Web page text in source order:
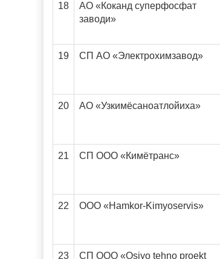
18
АО «Коканд суперфосфат
заводи»
19 СП АО «Электрохимзавод»
20 АО «Узкимёсаноатлойиха»
21 СП ООО «Кимётранс»
22 ООО «Hamkor-Kimyoservis»
23
СП ООО «Osiyo tehno proekt